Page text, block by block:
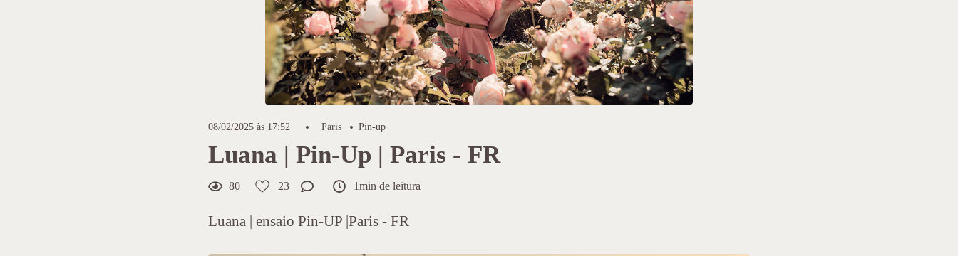
08/02/2025 às 17:52 Paris Pin-up
Luana | Pin-Up | Paris - FR
80 23 1min de leitura
Luana | ensaio Pin-UP |Paris - FR